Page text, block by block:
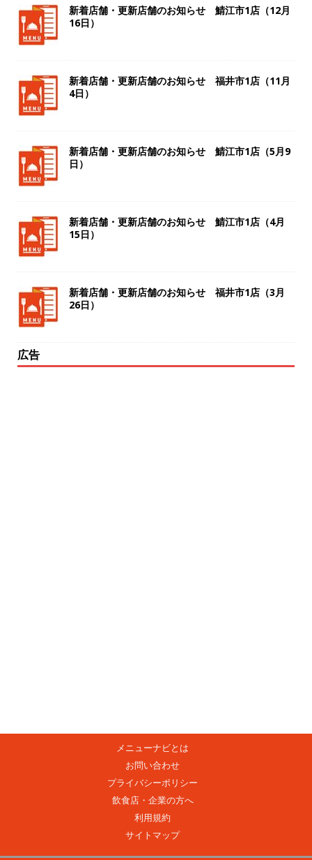
新着店舗・更新店舗のお知らせ 鯖江市1店（12月
16日）
新着店舗・更新店舗のお知らせ 福井市1店（11月
4日）
新着店舗・更新店舗のお知らせ 鯖江市1店（5月9
日）
新着店舗・更新店舗のお知らせ 鯖江市1店（4月
15日）
新着店舗・更新店舗のお知らせ 福井市1店（3月
26日）
広告
メニューナビとは
お問い合わせ
プライバシーポリシー
飲食店・企業の方へ
利用規約
サイトマップ